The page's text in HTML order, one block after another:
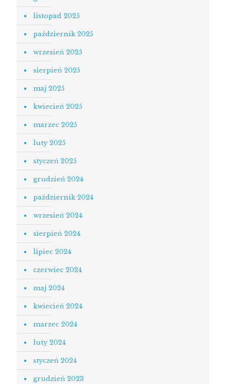
listopad 2025
październik 2025
wrzesień 2025
sierpień 2025
maj 2025
kwiecień 2025
marzec 2025
luty 2025
styczeń 2025
grudzień 2024
październik 2024
wrzesień 2024
sierpień 2024
lipiec 2024
czerwiec 2024
maj 2024
kwiecień 2024
marzec 2024
luty 2024
styczeń 2024
grudzień 2023